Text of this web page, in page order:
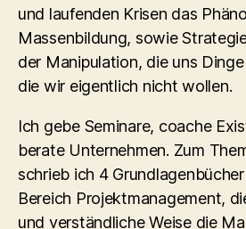
und laufenden Krisen das
Massenbildung, sowie
der Manipulation, die uns
die wir eigentlich nicht wollen.
Ich gebe Seminare, coache
berate Unternehmen. Zum
schrieb ich 4
Bereich Projektmanagement,
und verständliche Weise die